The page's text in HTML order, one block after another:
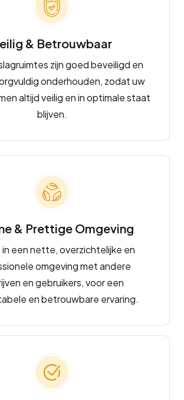
& Betrouwbaar
zijn goed beveiligd en
onderhouden, zodat uw
altijd veilig en in optimale staat
blijven.
& Prettige Omgeving
een nette, overzichtelijke en
omgeving met andere
en gebruikers, voor een
en betrouwbare ervaring.